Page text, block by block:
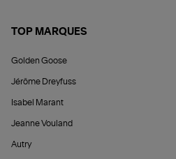
TOP MARQUES
Golden Goose
Jérôme Dreyfuss
Isabel Marant
Jeanne Vouland
Autry